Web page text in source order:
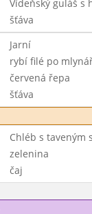
Vídeňský guláš s
šťáva
Jarní
rybí filé po
červená řepa
šťáva
Chléb s taveným
zelenina
čaj